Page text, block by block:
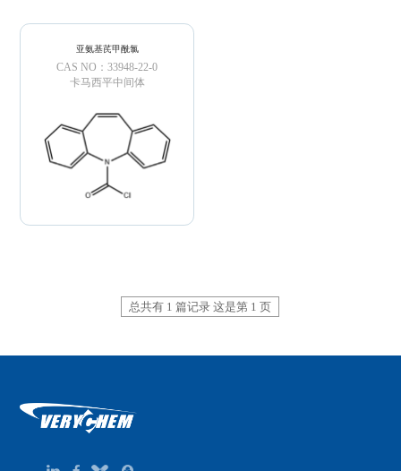
亚氨基芪甲酰氯
CAS NO：33948-22-0
卡马西平中间体
总共有 1 篇记录 这是第 1 页